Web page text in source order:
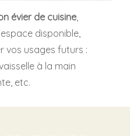
évier de cuisine,
disponible,
vos usages futurs :
à la main
etc.